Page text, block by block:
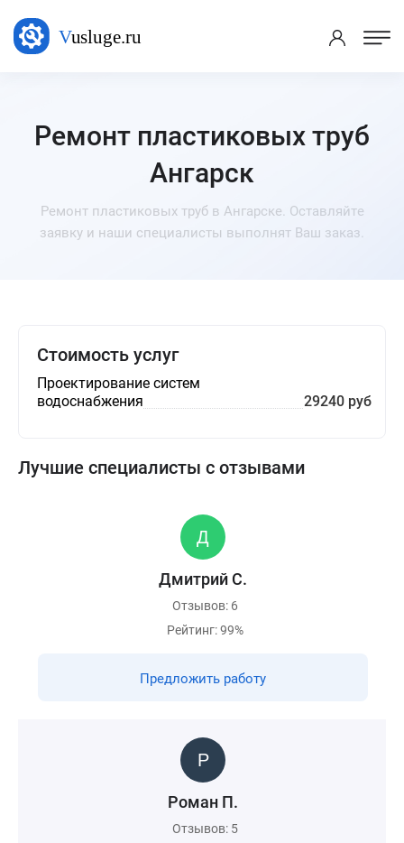
Ремонт пластиковых труб
Ангарск
Ремонт пластиковых труб в Ангарске. Оставляйте
заявку и наши специалисты выполнят Ваш заказ.
Стоимость услуг
Проектирование систем
водоснабжения
29240 руб
Лучшие специалисты с отзывами
Дмитрий С.
Отзывов: 6
Рейтинг: 99%
Предложить работу
Роман П.
Отзывов: 5